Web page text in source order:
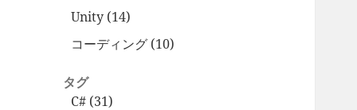
Unity (14)
コーディング (10)
タグ
C# (31)